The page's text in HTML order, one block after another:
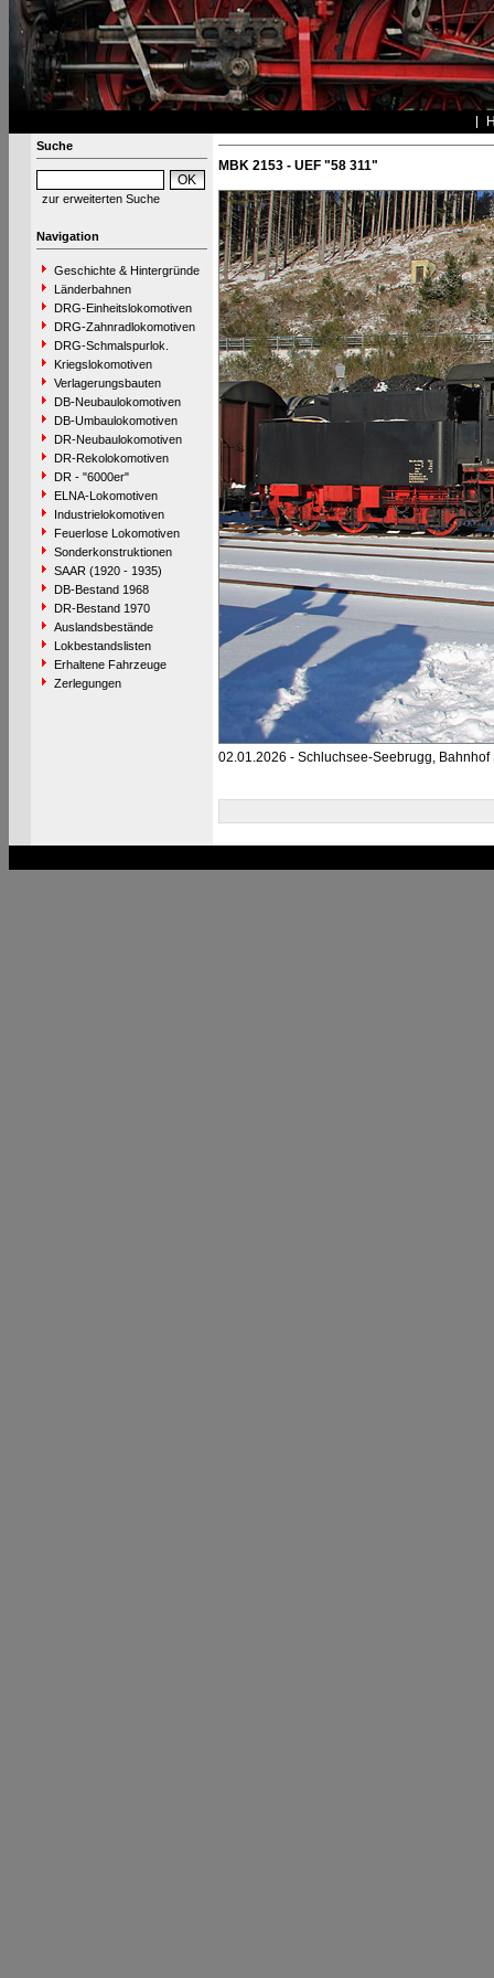
Suche
zur erweiterten Suche
Navigation
Geschichte & Hintergründe
Länderbahnen
DRG-Einheitslokomotiven
DRG-Zahnradlokomotiven
DRG-Schmalspurlok.
Kriegslokomotiven
Verlagerungsbauten
DB-Neubaulokomotiven
DB-Umbaulokomotiven
DR-Neubaulokomotiven
DR-Rekolokomotiven
DR - "6000er"
ELNA-Lokomotiven
Industrielokomotiven
Feuerlose Lokomotiven
Sonderkonstruktionen
SAAR (1920 - 1935)
DB-Bestand 1968
DR-Bestand 1970
Auslandsbestände
Lokbestandslisten
Erhaltene Fahrzeuge
Zerlegungen
MBK 2153 - UEF "58 311"
02.01.2026 - Schluchsee-Seebrugg, Bahnhof